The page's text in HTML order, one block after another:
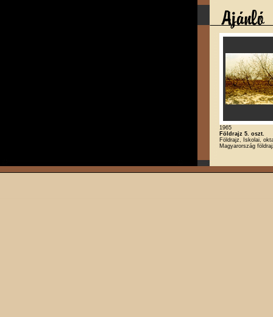
1965
Földrajz 5. oszt.
Földrajz, Iskolai,
Magyarország